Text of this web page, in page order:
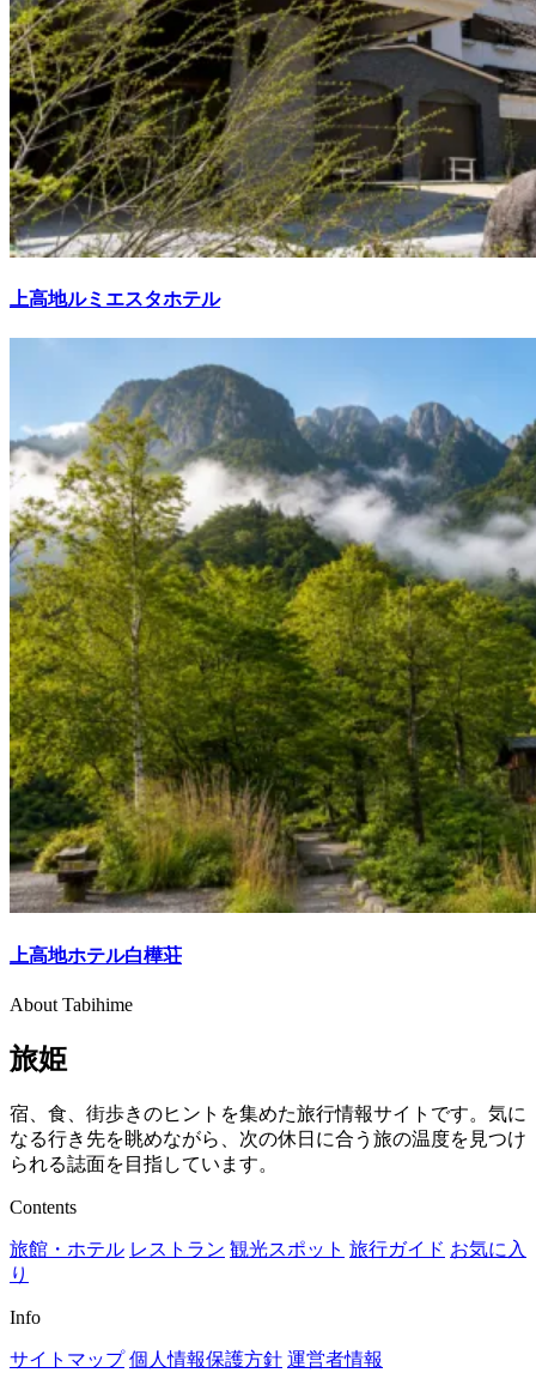
上高地ルミエスタホテル
上高地ホテル白樺荘
About Tabihime
旅姫
宿、食、街歩きのヒントを集めた旅行情報サイトです。気に
なる行き先を眺めながら、次の休日に合う旅の温度を見つけ
られる誌面を目指しています。
Contents
旅館・ホテル レストラン 観光スポット 旅行ガイド お気に入
り
Info
サイトマップ 個人情報保護方針 運営者情報